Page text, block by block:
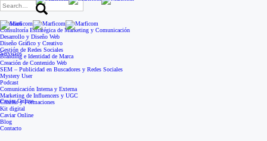
Search
for:
Servicios
Caviar Online
Servicios
Consultoría Estratégica de Marketing y Comunicación
Desarrollo y Diseño Web
Diseño Gráfico y Creativo
Gestión de Redes Sociales
Branding e Identidad de Marca
Creación de Contenido Web
SEM – Publicidad en Buscadores y Redes Sociales
Mystery User
Podcast
Comunicación Interna y Externa
Marketing de Influencers y UGC
Charlas y Formaciones
Kit digital
Caviar Online
Blog
Contacto